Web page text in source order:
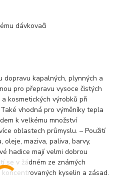
dávkovači
kapalných, plynných a
pro přepravu vysoce čistých
kosmetických výrobků při
vhodná pro výměníky tepla
k velkému množství
oblastech průmyslu. – Použití
oleje, maziva, paliva, barvy,
hadice mají velmi dobrou
se v žádném ze známých
kyselin a zásad.